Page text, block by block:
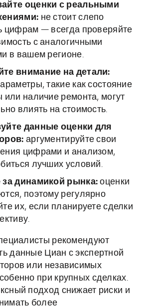
оценки с реальными
не стоит слепо
цифрам — всегда проверяйте
с аналогичными
в вашем регионе.
внимание на детали:
такие как состояние
или наличие ремонта, могут
влиять на стоимость.
данные оценки для
аргументируйте свои
цифрами и анализом,
лучших условий.
за динамикой рынка: оценки
поэтому регулярно
их, если планируете сделки
рекомендуют
данные Циан с экспертной
или независимых
при крупных сделках.
подход снижает риски и
более